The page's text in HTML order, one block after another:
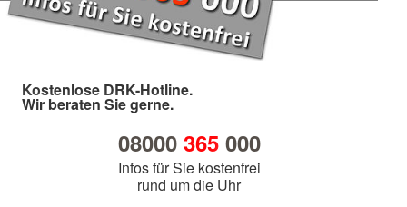
Kostenlose DRK-Hotline.
Wir beraten Sie gerne.
08000 365000
Infos für Sie kostenfrei
rund um die Uhr